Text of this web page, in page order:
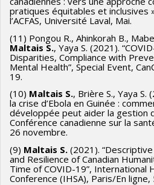
pratiques équitables et inclusives
l’ACFAS, Université Laval, Mai.
(11) Pongou R., Ahinkorah B.,
Maltais S., Yaya S. (2021).
Disparities, Compliance with
Mental Health”, Special Event,
19.
(10) Maltais S., Brière S., Yaya S.
la crise d’Ebola en Guinée :
développée peut aider la gestion
Conférence canadienne sur la
26 novembre.
(9) Maltais S. (2021).
and Resilience of Canadian
Time of COVID-19”, International
Conference (IHSA), Paris/En